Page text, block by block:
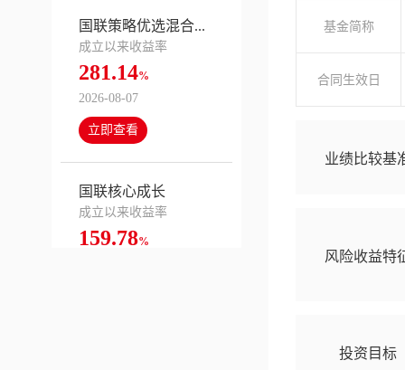
国联策略优选混合...
成立以来收益率
281.14%
2026-08-07
立即查看
国联核心成长
成立以来收益率
159.78%
基金简称
合同生效日
业绩比较基
风险收益特
投资目标